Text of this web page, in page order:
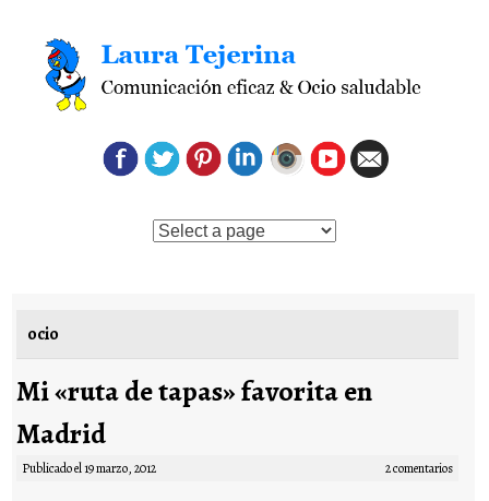
Saltar al contenido
ocio
Mi «ruta de tapas» favorita en
Madrid
Publicado el19 marzo, 2012 2 comentarios